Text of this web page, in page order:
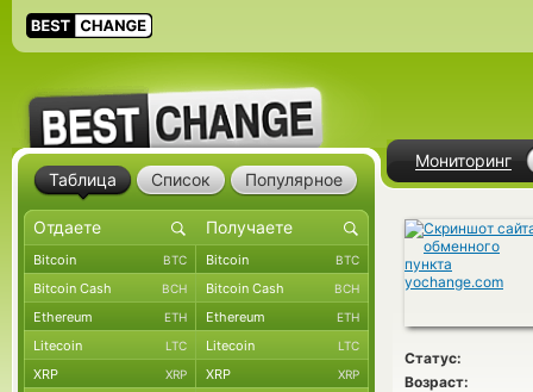
Мониторинг
Статус:
Возраст:
Таблица Список Популярное
Bitcoin BTC Bitcoin BTC
Bitcoin Cash BCH Bitcoin Cash BCH
Ethereum ETH Ethereum ETH
Litecoin LTC Litecoin LTC
XRP XRP XRP XRP